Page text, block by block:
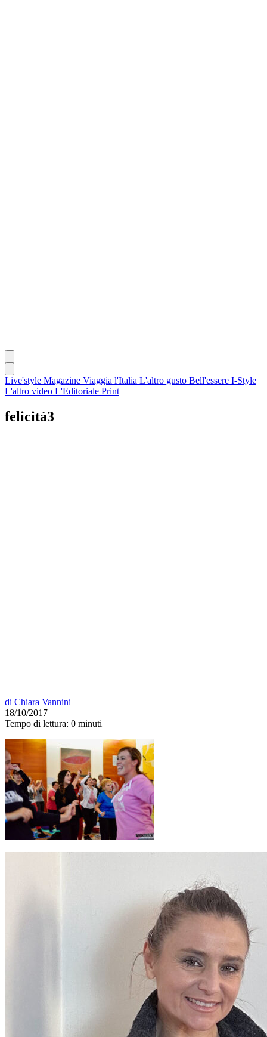
Live'style Magazine Viaggia l'Italia L'altro gusto Bell'essere I-Style
L'altro video L'Editoriale Print
felicità3
di Chiara Vannini
18/10/2017
Tempo di lettura: 0 minuti